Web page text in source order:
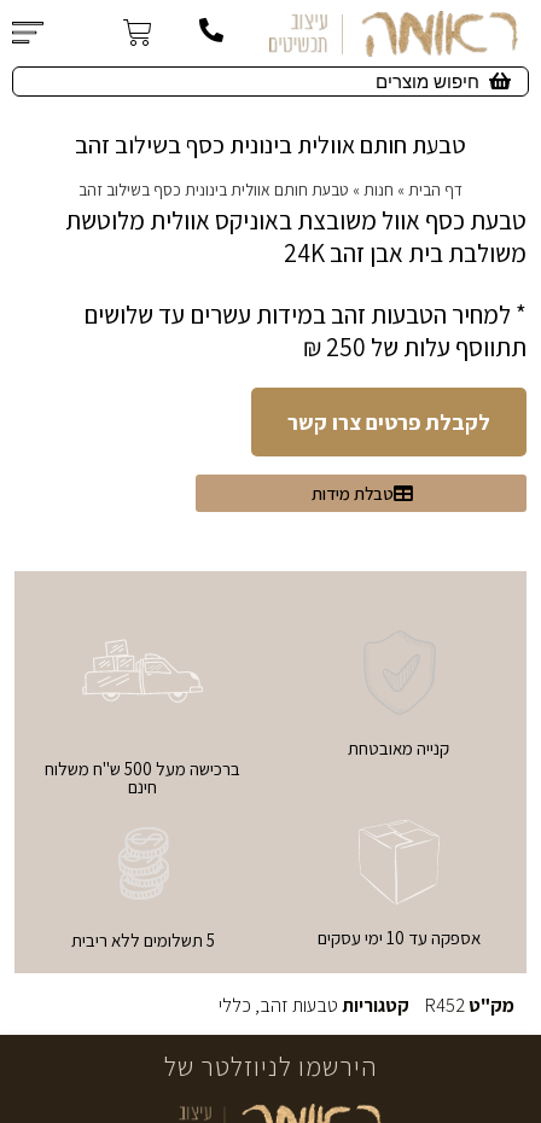
טבעת חותם אוולית בינונית כסף בשילוב זהב
דף הבית » חנות » טבעת חותם אוולית בינונית כסף בשילוב זהב
טבעת כסף אוול משובצת באוניקס אוולית מלוטשת
משולבת בית אבן זהב 24K
* למחיר הטבעות זהב במידות עשרים עד שלושים
תתווסף עלות של 250 ₪
לקבלת פרטים צרו קשר
טבלת מידות
קנייה מאובטחת
ברכישה מעל 500 ש"ח משלוח
חינם
אספקה עד 10 ימי עסקים 5 תשלומים ללא ריבית
מק"טR452 קטגוריותטבעות זהב, כללי
הירשמו לניוזלטר של